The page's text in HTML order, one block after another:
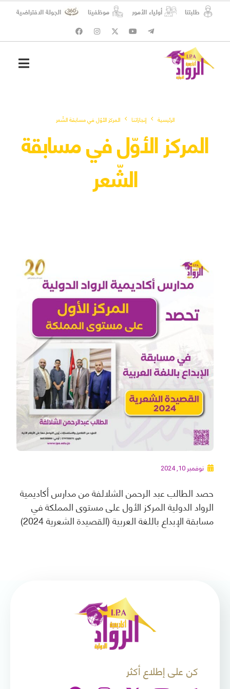
طلبتنا أولياء الأمور موظفينا الجولة الافتراضية
الرئيسية إنجازاتنا المركز الأوّل في مسابقة الشّعر
المركز الأوّل في مسابقة
الشّعر
نوفمبر 10, 2024
حصد الطالب عبد الرحمن الشلالفة من مدارس أكاديمية
الرواد الدولية المركز الأول على مستوى المملكة في
مسابقة الإبداع باللغة العربية (القصيدة الشعرية 2024)
كن على إطلاع أكثر